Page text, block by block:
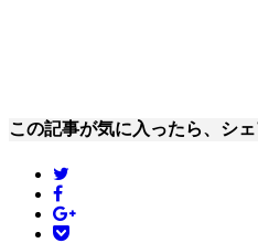
この記事が気に入ったら、シ